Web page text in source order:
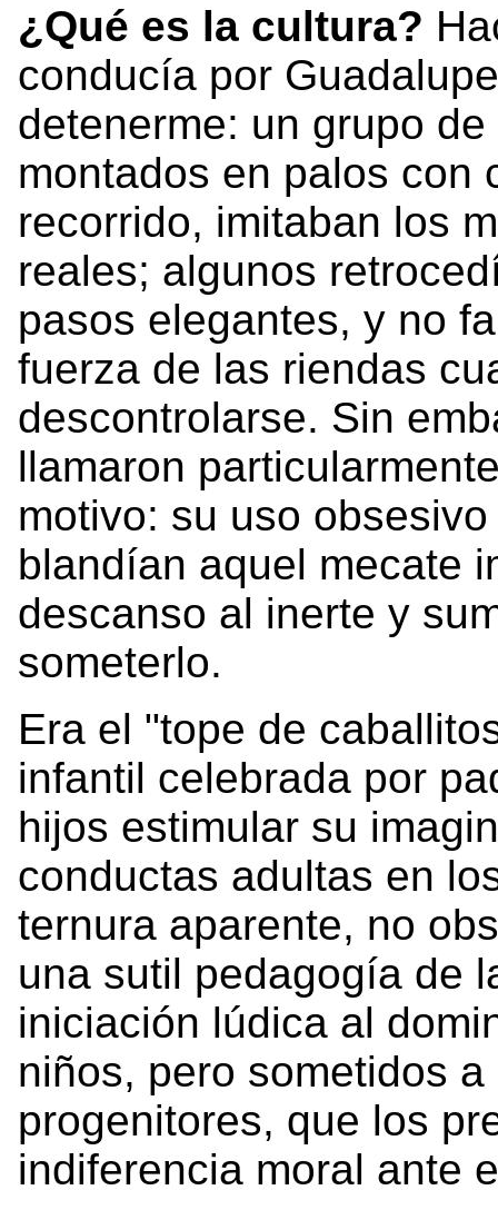
¿Qué es la cultura?
conducía por
detenerme: un grupo
montados en palos con
recorrido, imitaban los
reales; algunos
pasos elegantes, y no
fuerza de las riendas
descontrolarse. Sin
llamaron
motivo: su uso
blandían aquel mecate
descanso al inerte y
someterlo.
Era el "tope de
infantil celebrada por
hijos estimular su
conductas adultas en
ternura aparente, no
una sutil pedagogía de
iniciación lúdica al
niños, pero sometidos
progenitores, que los
indiferencia moral ante